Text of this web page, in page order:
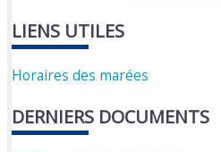
LIENS UTILES
Horaires des marées
DERNIERS DOCUMENTS